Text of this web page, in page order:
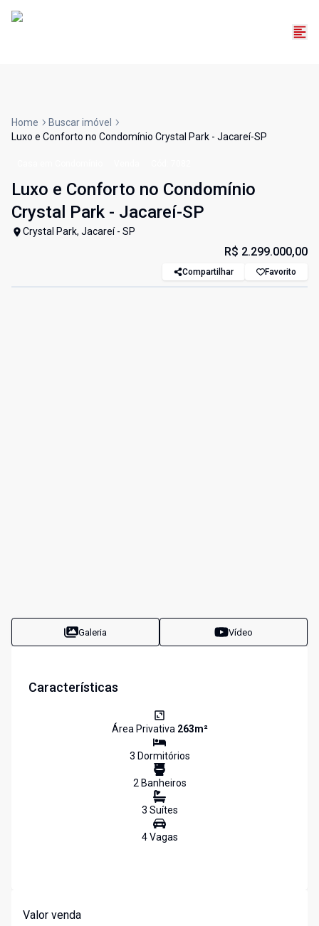
Home
Buscar imóvel
Luxo e Conforto no Condomínio Crystal Park - Jacareí-SP
Luxo e Conforto no Condomínio
Crystal Park - Jacareí-SP
Crystal Park, Jacareí - SP
R$ 2.299.000,00
Compartilhar Favorito
Galeria Vídeo
Características
Área Privativa 263m²
3 Dormitórios
2Banheiros
3 Suítes
4Vagas
Valor venda